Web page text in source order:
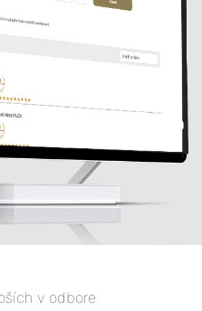
v odbore